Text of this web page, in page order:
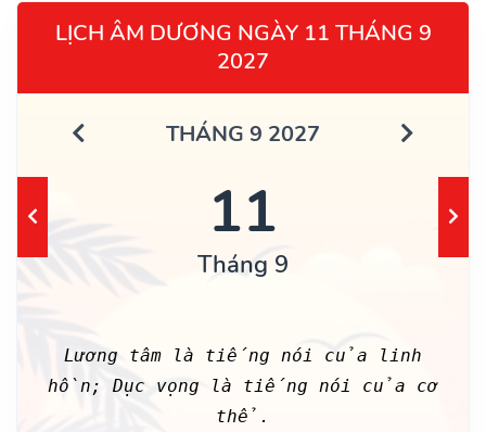
LỊCH ÂM DƯƠNG NGÀY 11 THÁNG 9
2027
THÁNG 9 2027
11
Tháng 9
Lương tâm là tiếng nói của linh
hồn; Dục vọng là tiếng nói của cơ
thể.